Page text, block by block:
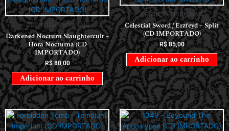
CDS INTERNACIONAIS
Darkened Nocturn Slaughtercult –
Hora Nocturna (CD
IMPORTADO)
R$80,00
Adicionar ao carrinho
CDS INTERNACIONAIS
Celestial Sword / Erzfeyd – Split
(CD IMPORTADO)
R$85,00
Adicionar ao carrinho